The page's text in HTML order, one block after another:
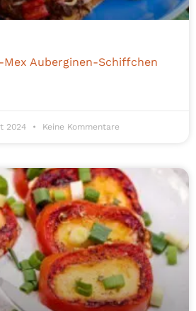
Mex Auberginen-Schiffchen
2024 Keine Kommentare